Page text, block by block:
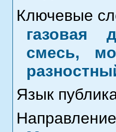
Ключевые
газовая
смесь,
Язык